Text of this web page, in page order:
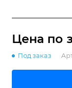
Цена по
Под заказ